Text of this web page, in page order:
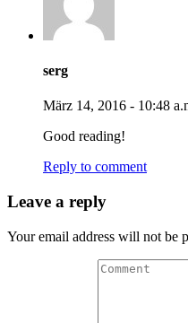
serg
März 14, 2016 - 10:48
Good reading!
Reply to comment
Leave a reply
Your email address will not be